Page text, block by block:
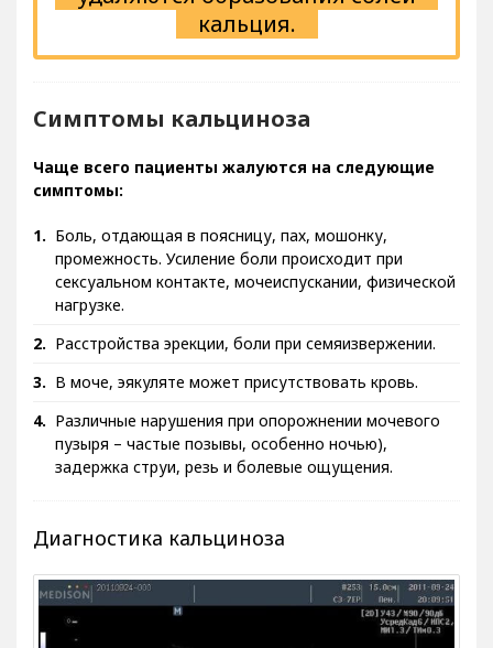
кальция.
Симптомы кальциноза
Чаще всего пациенты жалуются на следующие
симптомы:
Боль, отдающая в поясницу, пах, мошонку,
промежность. Усиление боли происходит при
сексуальном контакте, мочеиспускании, физической
нагрузке.
Расстройства эрекции, боли при семяизвержении.
В моче, эякуляте может присутствовать кровь.
Различные нарушения при опорожнении мочевого
пузыря – частые позывы, особенно ночью),
задержка струи, резь и болевые ощущения.
Диагностика кальциноза